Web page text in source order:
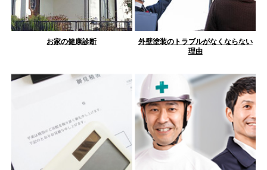
お家の健康診断
外壁塗装のトラブルがなくならない
理由